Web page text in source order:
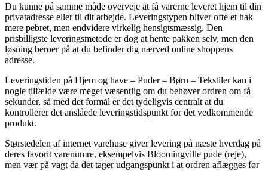
Du kunne på samme måde overveje at få varerne leveret hjem til din
privatadresse eller til dit arbejde. Leveringstypen bliver ofte et hak
mere pebret, men endvidere virkelig hensigtsmæssig. Den
prisbilligste leveringsmetode er dog at hente pakken selv, men den
løsning beroer på at du befinder dig nærved online shoppens
adresse.
Leveringstiden på Hjem og have – Puder – Børn – Tekstiler kan i
nogle tilfælde være meget væsentlig om du behøver ordren om få
sekunder, så med det formål er det tydeligvis centralt at du
kontrollerer det anslåede leveringstidspunkt for det vedkommende
produkt.
Størstedelen af internet varehuse giver levering på næste hverdag på
deres favorit varenumre, eksempelvis Bloomingville pude (reje),
men vær på vagt da det tager udgangspunkt i at ordren aflægges før